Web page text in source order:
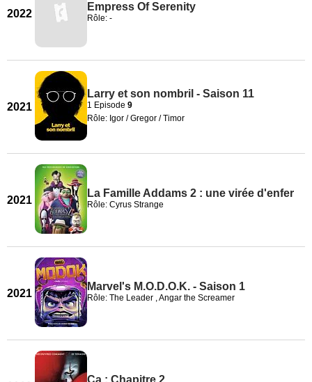
2022
Empress Of Serenity
Rôle: -
2021
Larry et son nombril - Saison 11
1 Episode 9
Rôle: Igor / Gregor / Timor
2021
La Famille Addams 2 : une virée d'enfer
Rôle: Cyrus Strange
2021
Marvel's M.O.D.O.K. - Saison 1
Rôle: The Leader , Angar the Screamer
Ça : Chapitre 2